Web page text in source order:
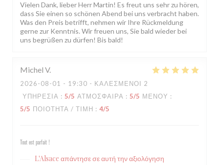
Vielen Dank, lieber Herr Martin! Es freut uns sehr zu hören,
dass Sie einen so schönen Abend bei uns verbracht haben.
Was den Preis betrifft, nehmen wir Ihre Rückmeldung
gerne zur Kenntnis. Wir freuen uns, Sie bald wieder bei
uns begrüßen zu dürfen! Bis bald!
Michel V
2026-08-01 - 19:30 - ΚΑΛΕΣΜΈΝΟΙ 2
ΥΠΗΡΕΣΊΑ : 5/5 ΑΤΜΌΣΦΑΙΡΑ : 5/5 ΜΕΝΟΎ :
5/5 ΠΟΙΌΤΗΤΑ / ΤΙΜΉ : 4/5
Tout est parfait !
L'Alsace απάντησε σε αυτή την αξιολόγηση